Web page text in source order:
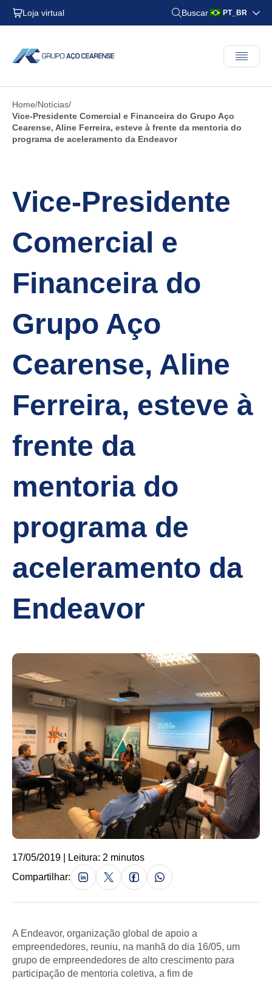
Loja virtual Buscar PT_BR
Home Notícias
Vice-Presidente Comercial e Financeira do Grupo Aço
Cearense, Aline Ferreira, esteve à frente da mentoria do
programa de aceleramento da Endeavor
Vice-Presidente
Comercial e
Financeira do
Grupo Aço
Cearense, Aline
Ferreira, esteve à
frente da
mentoria do
programa de
aceleramento da
Endeavor
17/05/2019 | Leitura: 2 minutos
Compartilhar:
A Endeavor, organização global de apoio a
empreendedores, reuniu, na manhã do dia 16/05, um
grupo de empreendedores de alto crescimento para
participação de mentoria coletiva, a fim de